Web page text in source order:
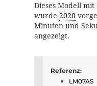
Dieses Modell
wurde 2020
Minuten und
angezeigt.
Referenz:
LM07AS